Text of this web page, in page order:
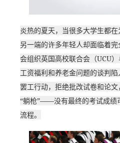
炎热的夏天，当很多大学生都
另一端的许多年轻人却面临着
会组织英国高校联合会（UCU
工资福利和养老金问题的谈判
罢工行动，拒绝批改试卷和论
“躺枪”——没有最终的考试成绩
流程。